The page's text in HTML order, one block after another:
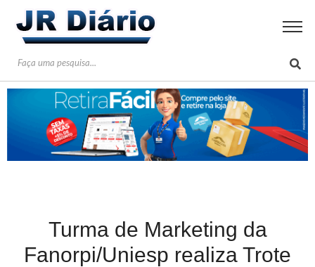
Turma de Marketing da
Fanorpi/Uniesp realiza Trote